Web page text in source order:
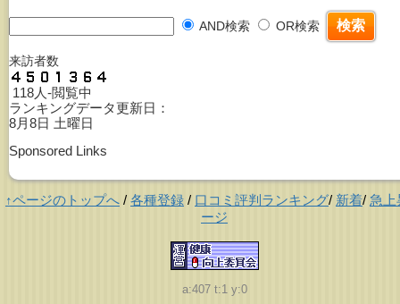
AND検索 OR検索
来訪者数
118人-閲覧中
ランキングデータ更新日：
8月8日 土曜日
Sponsored Links
↑ページのトップへ / 各種登録 / 口コミ評判ランキング/ 新着/ 急上
ージ
a:407 t:1 y:0